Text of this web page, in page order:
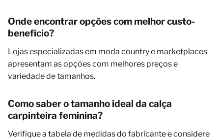
Onde encontrar opções com melhor custo-
benefício?
Lojas especializadas em moda country e marketplaces
apresentam as opções com melhores preços e
variedade de tamanhos.
Como saber o tamanho ideal da calça
carpinteira feminina?
Verifique a tabela de medidas do fabricante e considere